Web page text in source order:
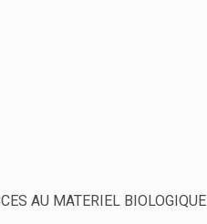
AU MATERIEL BIOLOGIQUE